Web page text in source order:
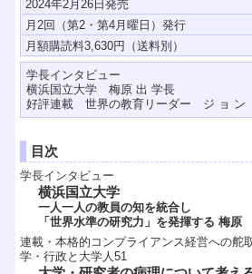
2024年2月26日発売
月2回（第2・第4月曜日）発行
学長インタビュー
横浜国立大学 梅原 出 学長
好評連載 世界の教育リーダー ジ ョ ン
目次
学長インタビュー
横浜国立大学
一人一人の教員の知を統合し
「世界水準の研究力」を発揮する 梅
連載・本格的コンプライアンス経営への舵
学・行政と大学人51